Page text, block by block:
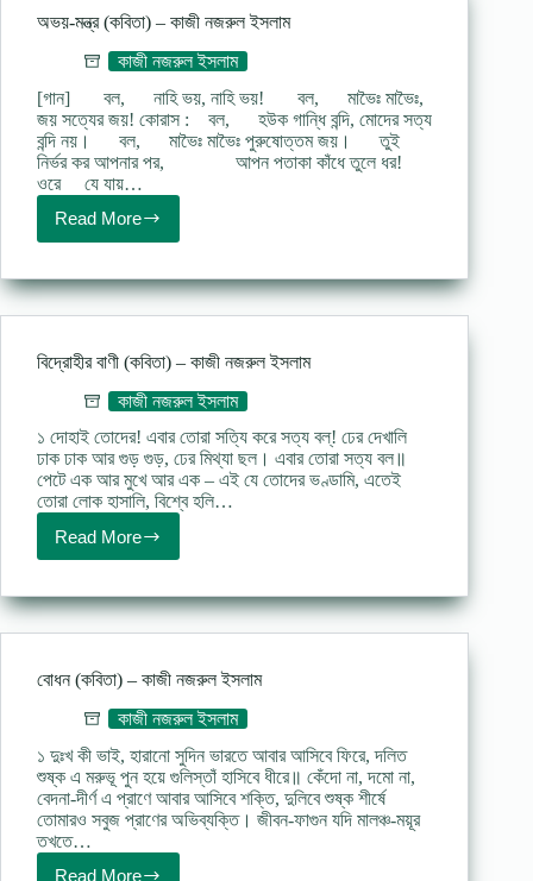
নজরুল
ইসলাম
অভয়-মন্ত্র (কবিতা) – কাজী নজরুল ইসলাম
কাজী নজরুল ইসলাম
[গান] বল, নাহি ভয়, নাহি ভয়! বল, মাভৈঃ মাভৈঃ,
জয় সত্যের জয়! কোরাস : বল, হউক গান্ধি বন্দি, মোদের সত্য
বন্দি নয়। বল, মাভৈঃ মাভৈঃ পুরুষোত্তম জয়। তুই
নির্ভর কর আপনার পর, আপন পতাকা কাঁধে তুলে ধর!
ওরে যে যায়…
Read More
অভয়-
মন্ত্র
–
কাজী
ইসলাম
বিদ্রোহীর বাণী (কবিতা) – কাজী নজরুল ইসলাম
কাজী নজরুল ইসলাম
১ দোহাই তোদের! এবার তোরা সত্যি করে সত্য বল্! ঢের দেখালি
ঢাক ঢাক আর গুড় গুড়, ঢের মিথ্যা ছল। এবার তোরা সত্য বল॥
পেটে এক আর মুখে আর এক – এই যে তোদের ভণ্ডামি, এতেই
তোরা লোক হাসালি, বিশ্বে হলি…
Read More
বিদ্রোহীর
বাণী
–
কাজী
ইসলাম
বোধন (কবিতা) – কাজী নজরুল ইসলাম
কাজী নজরুল ইসলাম
১ দুঃখ কী ভাই, হারানো সুদিন ভারতে আবার আসিবে ফিরে, দলিত
শুষ্ক এ মরুভূ পুন হয়ে গুলিস্তাঁ হাসিবে ধীরে॥ কেঁদো না, দমো না,
বেদনা-দীর্ণ এ প্রাণে আবার আসিবে শক্তি, দুলিবে শুষ্ক শীর্ষে
তোমারও সবুজ প্রাণের অভিব্যক্তি। জীবন-ফাগুন যদি মালঞ্চ-ময়ূর
তখতে…
Read More